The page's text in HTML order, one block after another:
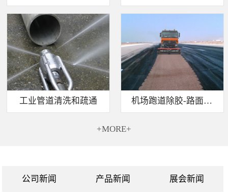
工业管道清洗和疏通 机场跑道除胶-路面标线清除
+MORE+
公司新闻 产品新闻 展会新闻